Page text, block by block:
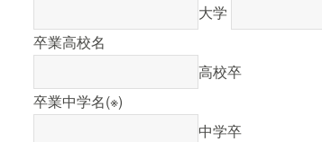
大学
卒業高校名
高校卒
卒業中学名(※)
中学卒